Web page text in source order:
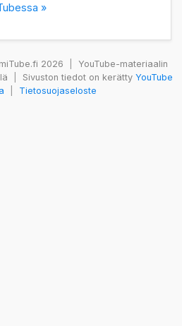
»
2026
YouTube-materiaalin
Sivuston tiedot on kerätty YouTube
Tietosuojaseloste